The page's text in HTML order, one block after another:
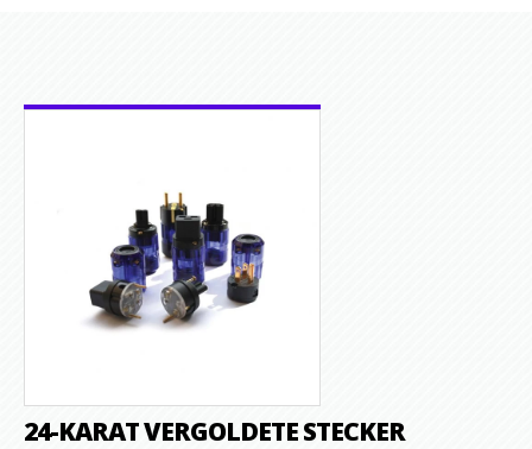
24-KARAT VERGOLDETE STECKER